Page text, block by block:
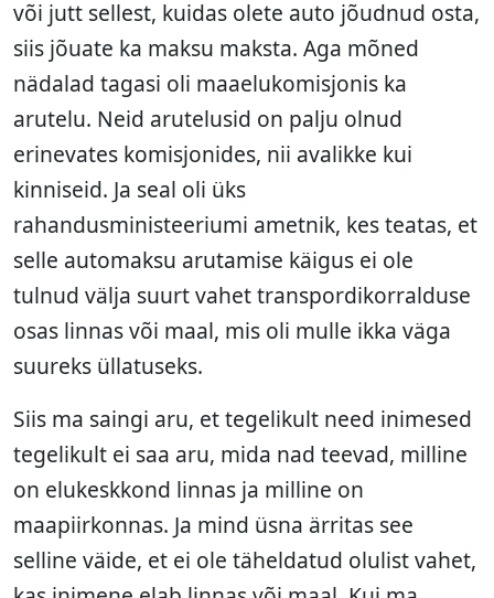
või jutt sellest, kuidas olete auto jõudnud osta,
siis jõuate ka maksu maksta. Aga mõned
nädalad tagasi oli maaelukomisjonis ka
arutelu. Neid arutelusid on palju olnud
erinevates komisjonides, nii avalikke kui
kinniseid. Ja seal oli üks
rahandusministeeriumi ametnik, kes teatas, et
selle automaksu arutamise käigus ei ole
tulnud välja suurt vahet transpordikorralduse
osas linnas või maal, mis oli mulle ikka väga
suureks üllatuseks.
Siis ma saingi aru, et tegelikult need inimesed
tegelikult ei saa aru, mida nad teevad, milline
on elukeskkond linnas ja milline on
maapiirkonnas. Ja mind üsna ärritas see
selline väide, et ei ole täheldatud olulist vahet,